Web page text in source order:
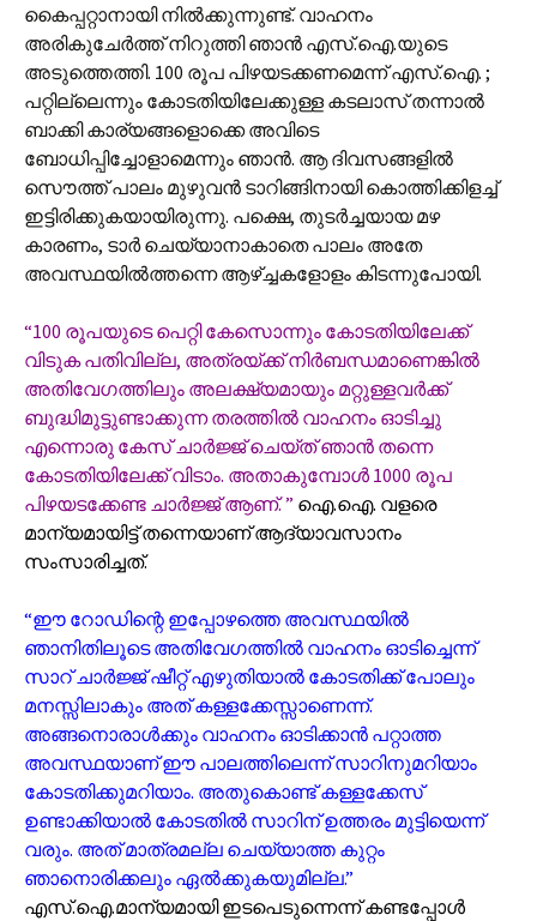
കൈപ്പറ്റാനായി നിൽക്കുന്നുണ്ട്. വാഹനം
അരികുചേർത്ത് നിറുത്തി ഞാൻ എസ്.ഐ.യുടെ
അടുത്തെത്തി. 100 രൂപ പിഴയടക്കണമെന്ന് എസ്.ഐ. ;
പറ്റില്ലെന്നും കോടതിയിലേക്കുള്ള കടലാസ് തന്നാൽ
ബാക്കി കാര്യങ്ങളൊക്കെ അവിടെ
ബോധിപ്പിച്ചോളാമെന്നും ഞാൻ. ആ ദിവസങ്ങളിൽ
സൌത്ത് പാലം മുഴുവൻ ടാറിങ്ങിനായി കൊത്തിക്കിളച്ച്
ഇട്ടിരിക്കുകയായിരുന്നു. പക്ഷെ, തുടർച്ചയായ മഴ
കാരണം, ടാർ ചെയ്യാനാകാതെ പാലം അതേ
അവസ്ഥയിൽത്തന്നെ ആഴ്ച്ചകളോളം കിടന്നുപോയി.
“100 രൂപയുടെ പെറ്റി കേസൊന്നും കോടതിയിലേക്ക്
വിടുക പതിവില്ല, അത്രയ്ക്ക് നിർബന്ധമാണെങ്കിൽ
അതിവേഗത്തിലും അലക്ഷ്യമായും മറ്റുള്ളവർക്ക്
ബുദ്ധിമുട്ടുണ്ടാക്കുന്ന തരത്തിൽ വാഹനം ഓടിച്ചു
എന്നൊരു കേസ് ചാർജ്ജ് ചെയ്ത് ഞാൻ തന്നെ
കോടതിയിലേക്ക് വിടാം. അതാകുമ്പോൾ 1000 രൂപ
പിഴയടക്കേണ്ട ചാർജ്ജ് ആണ്. ” ഐ.ഐ. വളരെ
മാന്യമായിട്ട് തന്നെയാണ് ആദ്യാവസാനം
സംസാരിച്ചത്.
“ഈ റോഡിന്റെ ഇപ്പോഴത്തെ അവസ്ഥയിൽ
ഞാനിതിലൂടെ അതിവേഗത്തിൽ വാഹനം ഓടിച്ചെന്ന്
സാറ് ചാർജ്ജ് ഷീറ്റ് എഴുതിയാൽ കോടതിക്ക് പോലും
മനസ്സിലാകും അത് കള്ളക്കേസ്സാണെന്ന്.
അങ്ങനൊരാൾക്കും വാഹനം ഓടിക്കാൻ പറ്റാത്ത
അവസ്ഥയാണ് ഈ പാലത്തിലെന്ന് സാറിനുമറിയാം
കോടതിക്കുമറിയാം. അതുകൊണ്ട് കള്ളക്കേസ്
ഉണ്ടാക്കിയാൽ കോടതിൽ സാറിന് ഉത്തരം മുട്ടിയെന്ന്
വരും. അത് മാത്രമല്ല ചെയ്യാത്ത കുറ്റം
ഞാനൊരിക്കലും ഏൽക്കുകയുമില്ല.”
എസ്.ഐ.മാന്യമായി ഇടപെടുന്നെന്ന് കണ്ടപ്പോൾ